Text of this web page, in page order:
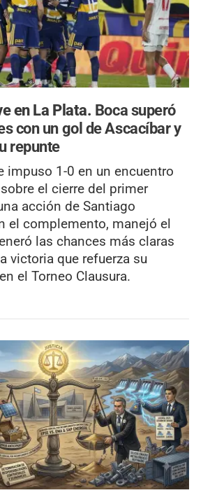
en La Plata. Boca superó
con un gol de Ascacíbar y
repunte
impuso 1-0 en un encuentro
el cierre del primer
acción de Santiago
el complemento, manejó el
las chances más claras
victoria que refuerza su
el Torneo Clausura.